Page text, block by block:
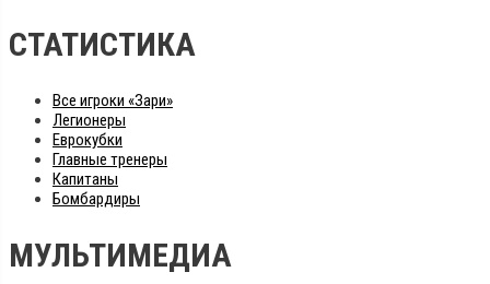
СТАТИСТИКА
Все игроки «Зари»
Легионеры
Еврокубки
Главные тренеры
Капитаны
Бомбардиры
МУЛЬТИМЕДИА